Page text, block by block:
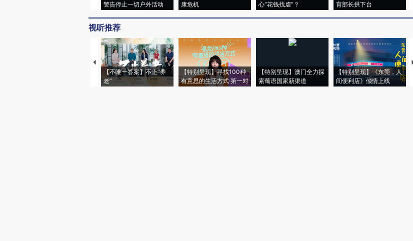
警告停止一切户外活动
康危机
心“花钱找虐”？
育部长拱下台
视听推荐
【不唯一答案】不止“养
老”
【特别呈现】寻找100种
有意思的生活方式·第一对
【特别呈现】澳门全力探
索葡语国家新渠道
【特别呈现】《东莞，人
间便利店》倾情上线